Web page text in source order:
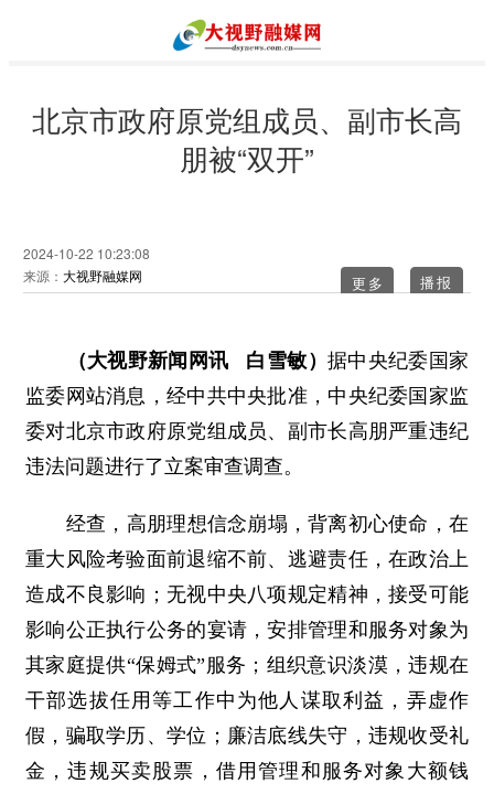
北京市政府原党组成员、副市长高
朋被“双开”
2024-10-22 10:23:08
来源： 大视野融媒网 更多
（大视野新闻网讯 白雪敏） 据中央纪委国家
监委网站消息，经中共中央批准，中央纪委国家监
委对北京市政府原党组成员、副市长高朋严重违纪
违法问题进行了立案审查调查。
经查，高朋理想信念崩塌，背离初心使命，在
重大风险考验面前退缩不前、逃避责任，在政治上
造成不良影响；无视中央八项规定精神，接受可能
影响公正执行公务的宴请，安排管理和服务对象为
其家庭提供“保姆式”服务；组织意识淡漠，违规在
干部选拔任用等工作中为他人谋取利益，弄虚作
假，骗取学历、学位；廉洁底线失守，违规收受礼
金，违规买卖股票，借用管理和服务对象大额钱